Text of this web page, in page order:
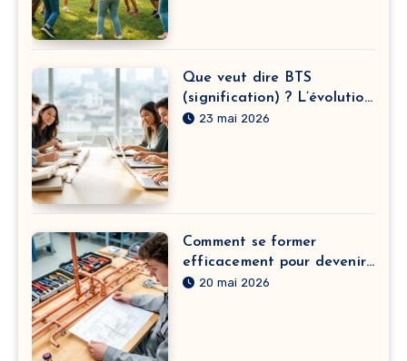
Que veut dire BTS
(signification) ? L’évolution
du sens derrière l’acronyme
23 mai 2026
Comment se former
efficacement pour devenir
plombier chauffagiste avec
20 mai 2026